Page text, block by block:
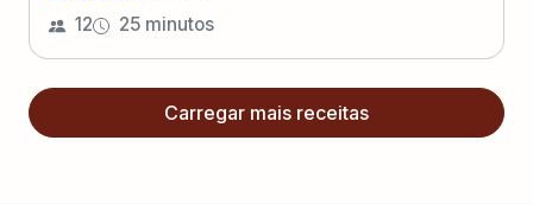
12 25 minutos
Carregar mais receitas